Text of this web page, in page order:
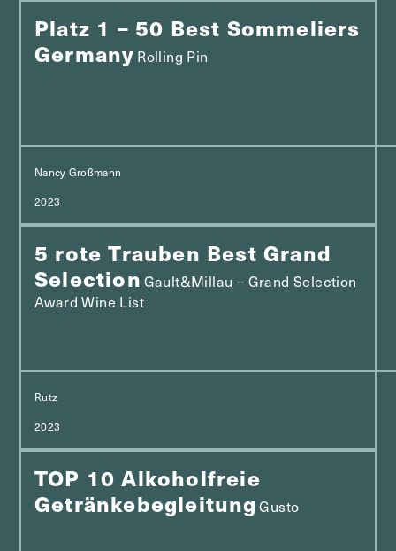
Platz 1 – 50 Best Sommeliers
Germany Rolling Pin
Nancy Großmann
2023
5 rote Trauben Best Grand
Selection Gault&Millau – Grand Selection
Award Wine List
Rutz
2023
TOP 10 Alkoholfreie
Getränkebegleitung Gusto